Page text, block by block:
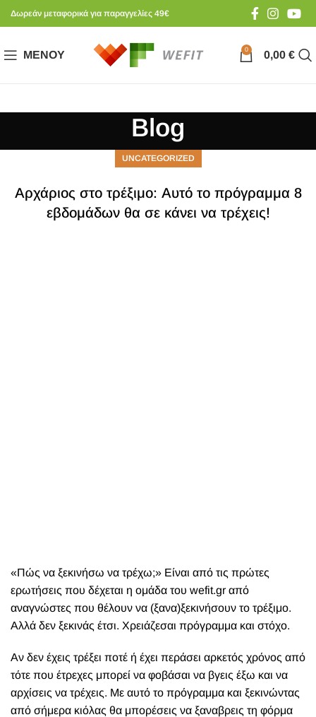
Δωρεάν μεταφορικά για παραγγελίες 49€
ΜΕΝΟΎ 0 0,00 €
Blog
UNCATEGORIZED
Αρχάριος στο τρέξιμο: Αυτό το πρόγραμμα 8
εβδομάδων θα σε κάνει να τρέχεις!
«Πώς να ξεκινήσω να τρέχω;» Είναι από τις πρώτες
ερωτήσεις που δέχεται η ομάδα του wefit.gr από
αναγνώστες που θέλουν να (ξανα)ξεκινήσουν το τρέξιμο.
Αλλά δεν ξεκινάς έτσι. Χρειάζεσαι πρόγραμμα και στόχο.
Αν δεν έχεις τρέξει ποτέ ή έχει περάσει αρκετός χρόνος από
τότε που έτρεχες μπορεί να φοβάσαι να βγεις έξω και να
αρχίσεις να τρέχεις. Με αυτό το πρόγραμμα και ξεκινώντας
από σήμερα κιόλας θα μπορέσεις να ξαναβρεις τη φόρμα